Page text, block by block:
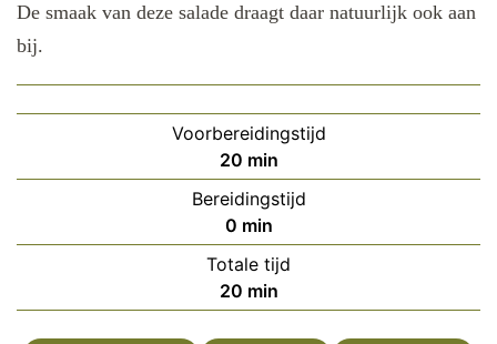
De smaak van deze salade draagt daar natuurlijk ook aan
bij.
Voorbereidingstijd
20minuten
min
Bereidingstijd
0minuten
min
Totale tijd
20minuten
min